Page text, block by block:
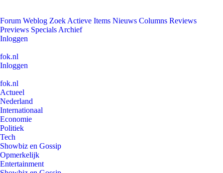
Forum Weblog Zoek Actieve Items Nieuws Columns Reviews
Previews Specials Archief
Inloggen
fok.nl
Inloggen
fok.nl
Actueel
Nederland
Internationaal
Economie
Politiek
Tech
Showbiz en Gossip
Opmerkelijk
Entertainment